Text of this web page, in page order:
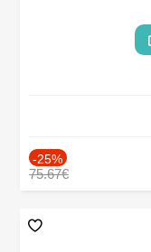
-25%
75.67€